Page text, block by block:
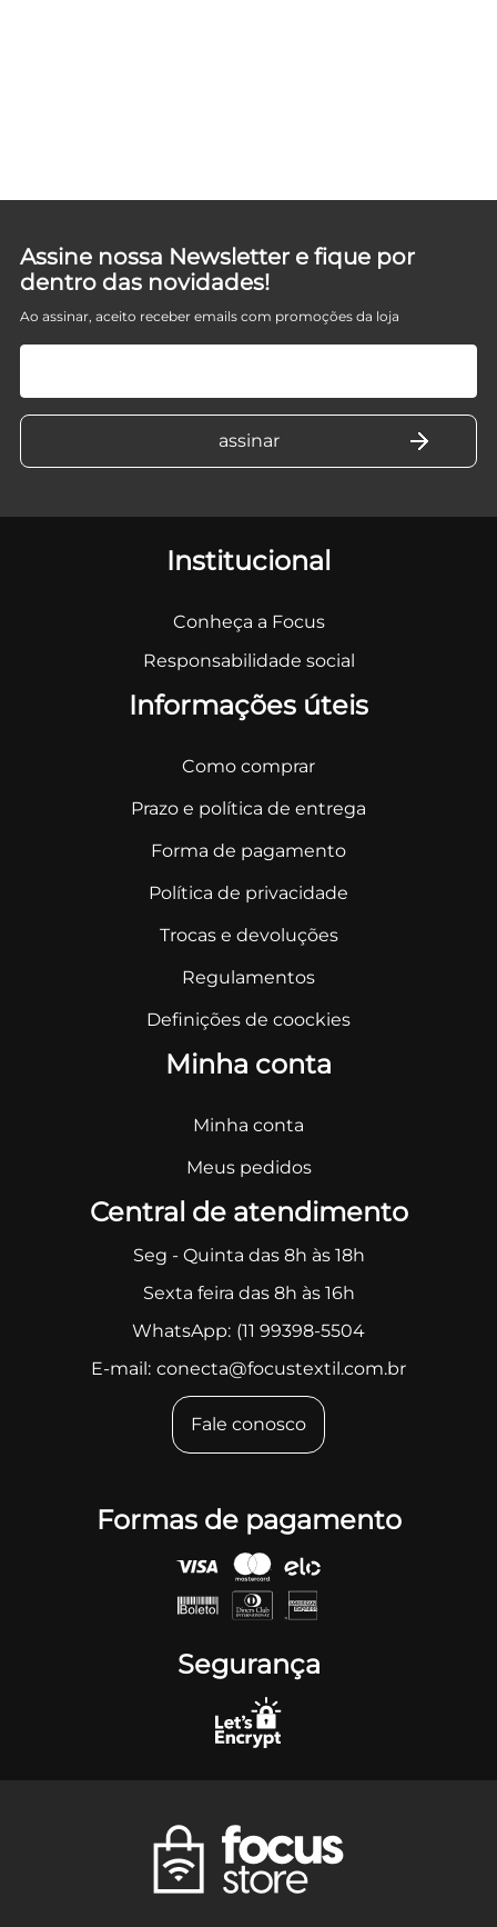
Assine nossa Newsletter e fique por
dentro das novidades!
Ao assinar, aceito receber emails com promoções da loja
Institucional
Conheça a Focus
Responsabilidade social
Informações úteis
Como comprar
Prazo e política de entrega
Forma de pagamento
Política de privacidade
Trocas e devoluções
Regulamentos
Definições de coockies
Minha conta
Minha conta
Meus pedidos
Central de atendimento
Seg - Quinta das 8h às 18h
Sexta feira das 8h às 16h
WhatsApp: (11 99398-5504
E-mail: conecta@focustextil.com.br
Fale conosco
Formas de pagamento
Segurança